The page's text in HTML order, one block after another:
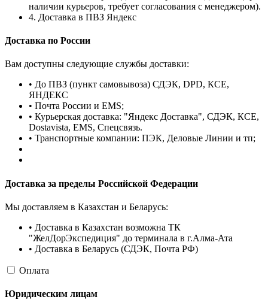
наличии курьеров, требует согласования с менеджером).
4. Доставка в ПВЗ Яндекс
Доставка по России
Вам доступны следующие службы доставки:
• До ПВЗ (пункт самовывоза) СДЭК, DPD, КСЕ,
ЯНДЕКС
• Почта России и EMS;
• Курьерская доставка: "Яндекс Доставка", СДЭК, КСЕ,
Dostavista, EMS, Спецсвязь.
• Транспортные компании: ПЭК, Деловые Линии и тп;
Доставка за пределы Российской Федерации
Мы доставляем в Казахстан и Беларусь:
• Доставка в Казахстан возможна ТК
"ЖелДорЭкспедиция" до терминала в г.Алма-Ата
• Доставка в Беларусь (СДЭК, Почта РФ)
Оплата
Юридическим лицам